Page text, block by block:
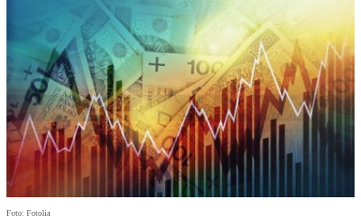
Foto: Fotolia